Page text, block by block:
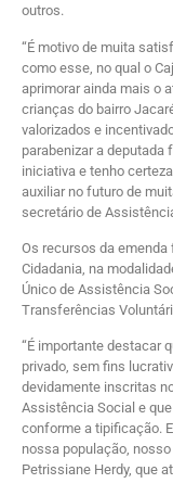
outros.
“É motivo de muita
como esse, no qual o
aprimorar ainda mais o
crianças do bairro
valorizados e
parabenizar a deputada
iniciativa e tenho
auxiliar no futuro de
secretário de
Os recursos da
Cidadania, na
Único de Assistência
Transferências
“É importante destacar
privado, sem fins
devidamente inscritas
Assistência Social e
conforme a tipificação.
nossa população,
Petrissiane Herdy, que